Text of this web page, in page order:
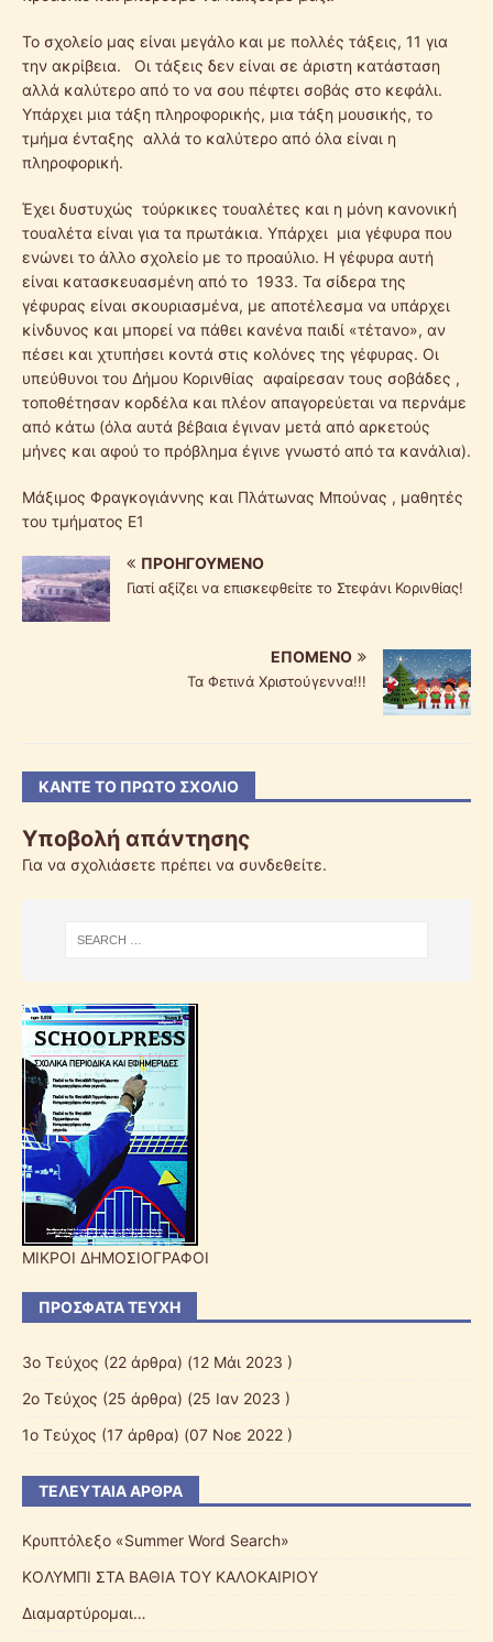
Το σχολείο μας είναι μεγάλο και με πολλές τάξεις, 11 για
την ακρίβεια. Οι τάξεις δεν είναι σε άριστη κατάσταση
αλλά καλύτερο από το να σου πέφτει σοβάς στο κεφάλι.
Υπάρχει μια τάξη πληροφορικής, μια τάξη μουσικής, το
τμήμα ένταξης αλλά το καλύτερο από όλα είναι η
πληροφορική.
Έχει δυστυχώς τούρκικες τουαλέτες και η μόνη κανονική
τουαλέτα είναι για τα πρωτάκια. Υπάρχει μια γέφυρα που
ενώνει το άλλο σχολείο με το προαύλιο. Η γέφυρα αυτή
είναι κατασκευασμένη από το 1933. Τα σίδερα της
γέφυρας είναι σκουριασμένα, με αποτέλεσμα να υπάρχει
κίνδυνος και μπορεί να πάθει κανένα παιδί «τέτανο», αν
πέσει και χτυπήσει κοντά στις κολόνες της γέφυρας. Οι
υπεύθυνοι του Δήμου Κορινθίας αφαίρεσαν τους σοβάδες ,
τοποθέτησαν κορδέλα και πλέον απαγορεύεται να περνάμε
από κάτω (όλα αυτά βέβαια έγιναν μετά από αρκετούς
μήνες και αφού το πρόβλημα έγινε γνωστό από τα κανάλια).
Μάξιμος Φραγκογιάννης και Πλάτωνας Μπούνας , μαθητές
του τμήματος Ε1
ΠΡΟΗΓΟΎΜΕΝΟ
Γιατί αξίζει να επισκεφθείτε το Στεφάνι Κορινθίας!
ΕΠΌΜΕΝΟ
Τα Φετινά Χριστούγεννα!!!
ΚΆΝΤΕ ΤΟ ΠΡΏΤΟ ΣΧΌΛΙΟ
Υποβολή απάντησης
Για να σχολιάσετε πρέπει να συνδεθείτε.
ΜΙΚΡΟΙ ΔΗΜΟΣΙΟΓΡΑΦΟΙ
ΠΡΌΣΦΑΤΑ ΤΕΎΧΗ
3o Τεύχος (22 άρθρα) (12 Μάι 2023 )
2o Τεύχος (25 άρθρα) (25 Ιαν 2023 )
1ο Τεύχος (17 άρθρα) (07 Νοε 2022 )
ΤΕΛΕΥΤΑΊΑ ΆΡΘΡΑ
Κρυπτόλεξο «Summer Word Search»
ΚΟΛΥΜΠΙ ΣΤΑ ΒΑΘΙΑ ΤΟΥ ΚΑΛΟΚΑΙΡΙΟΥ
Διαμαρτύρομαι…